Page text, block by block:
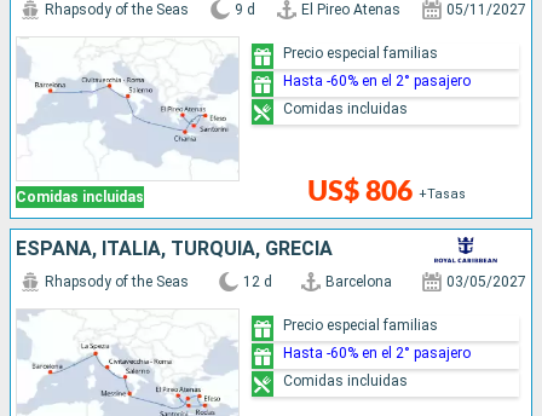
Comidas incluidas
Rhapsody of the Seas 9 d El Pireo Atenas 05/11/2027
US$ 806 +Tasas
Precio especial familias
Hasta -60% en el 2° pasajero
Comidas incluidas
ESPAÑA, ITALIA, TURQUÍA, GRECIA
Rhapsody of the Seas 12 d Barcelona 03/05/2027
Precio especial familias
Hasta -60% en el 2° pasajero
Comidas incluidas